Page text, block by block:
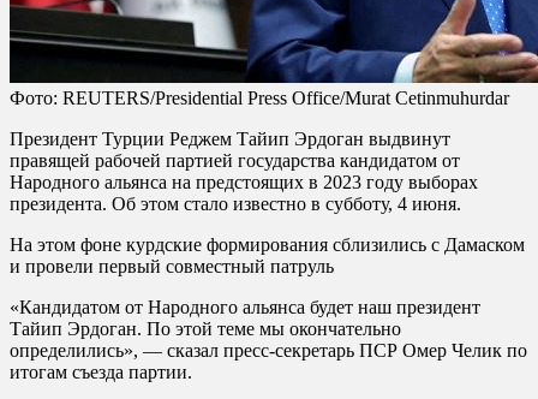
Фото: REUTERS/Presidential Press Office/Murat Cetinmuhurdar
Президент Турции Реджем Тайип Эрдоган выдвинут
правящей рабочей партией государства кандидатом от
Народного альянса на предстоящих в 2023 году выборах
президента. Об этом стало известно в субботу, 4 июня.
На этом фоне курдские формирования сблизились с Дамаском
и провели первый совместный патруль
«Кандидатом от Народного альянса будет наш президент
Тайип Эрдоган. По этой теме мы окончательно
определились», — сказал пресс-секретарь ПСР Омер Челик по
итогам съезда партии.